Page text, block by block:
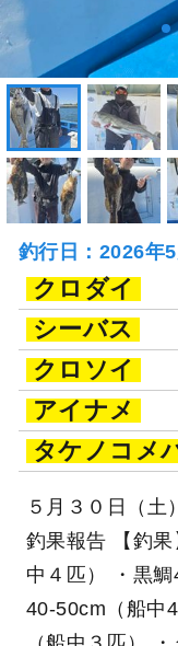
釣行日：2026年
クロダイ
シーバス
クロソイ
アイナメ
タケノコメ
５月３０日（土
釣果報告 【釣
中４匹） ・黒
40-50cm（船中